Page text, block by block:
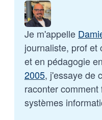
Je m'appelle
journaliste, prof et
et en pédagogie
2005, j'essaye de
raconter
systèmes